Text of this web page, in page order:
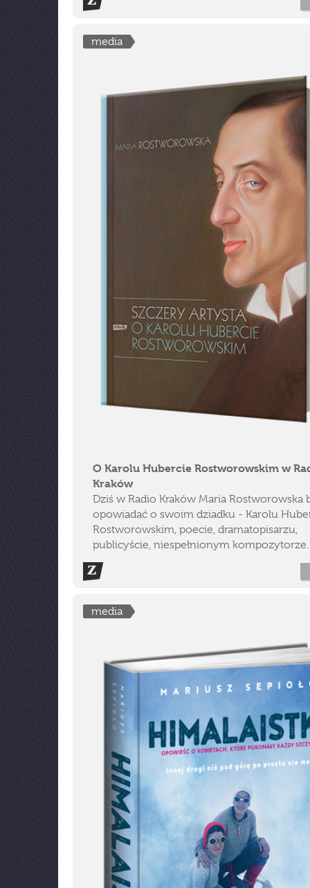
media
O Karolu Hubercie Rostworowskim w
Kraków
Dziś w Radio Kraków Maria Rostworowska
opowiadać o swoim dziadku - Karolu
Rostworowskim, poecie, dramatopisarzu,
publicyście, niespełnionym kompozytorze.
media